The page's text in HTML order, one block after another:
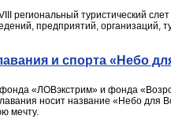
региональный туристический
предприятий, организаций,
и спорта «Небо
«ЛОВэкстрим» и фонда
носит название «Небо для
мечту.